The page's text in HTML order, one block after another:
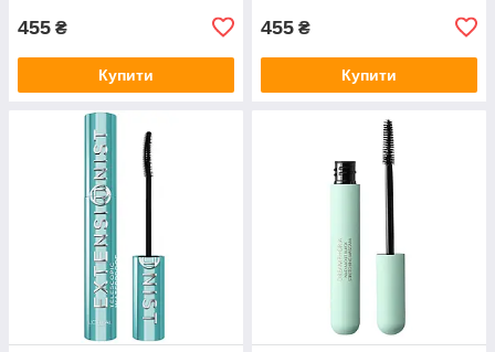
455 ₴
Купити
455 ₴
Купити